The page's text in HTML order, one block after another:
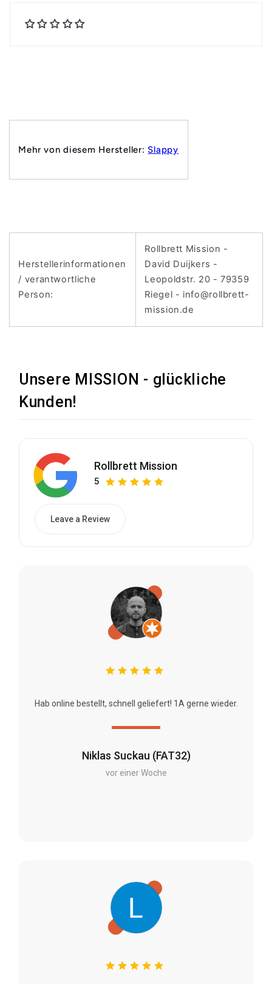
Mehr von diesem Hersteller: Slappy
Herstellerinformationen
/ verantwortliche
Person:
Rollbrett Mission -
David Duijkers -
Leopoldstr. 20 - 79359
Riegel - info@rollbrett-
mission.de
Unsere MISSION - glückliche
Kunden!
Rollbrett Mission
5
Leave a Review
Niklas Suckau (FAT32)
vor einer Woche
Hab online bestellt, schnell geliefert! 1A gerne wieder.